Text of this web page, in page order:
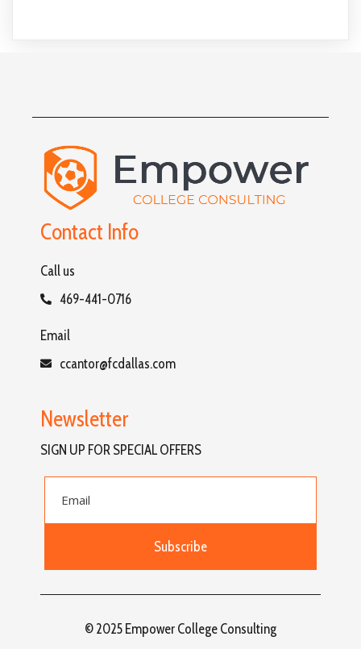
Contact Info
Call us
469-441-0716
Email
ccantor@fcdallas.com
Newsletter
SIGN UP FOR SPECIAL OFFERS
Subscribe
© 2025 Empower College Consulting